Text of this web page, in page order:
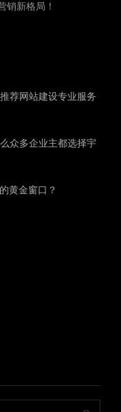
销新格局！
荐网站建设专业服务
众多企业主都选择宇
黄金窗口？